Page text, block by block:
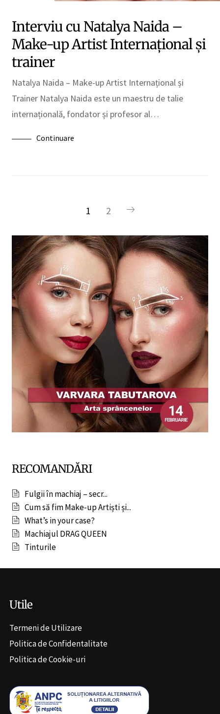
Interviu cu Natalya Naida –
Make-up Artist Internațional și
trainer
Natalya Naida – Make-up Artist Internațional și
Trainer Natalya Naida este un maestru de talie
internațională, fondator și profesor al…
Continuare
1 2
RECOMANDĂRI
Fulgii în machiaj – secr...
Cum să fim Make-up Artiști și...
What’s in your case?
Machiajul DRAG QUEEN
Tinturile
Utile
Termeni de Utilizare
Politica de Confidentalitate
Politica de Cookie-uri